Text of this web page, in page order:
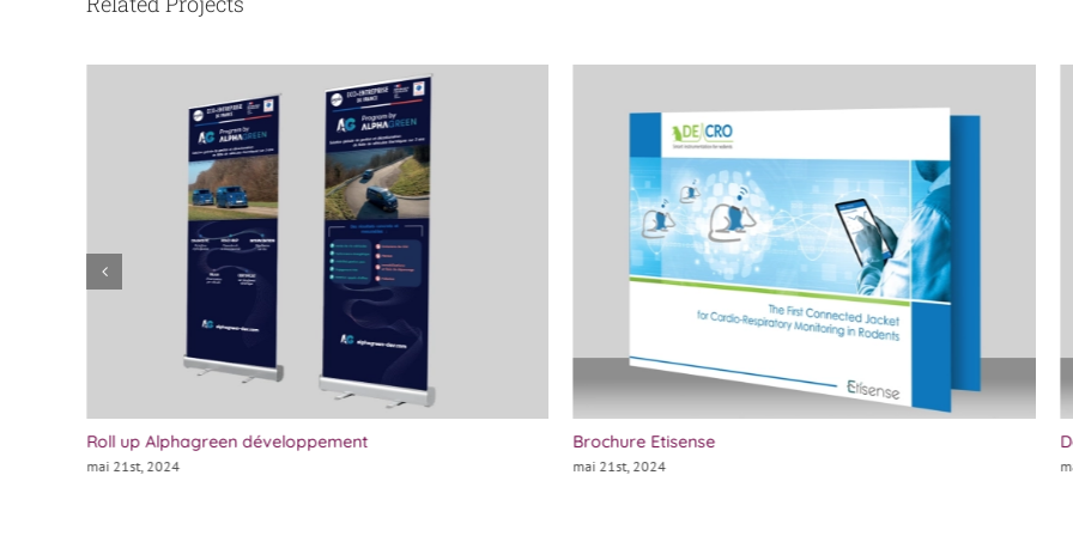
Roll up Alphagreen développement
mai 21st, 2024
Brochure Etisense
mai 21st, 2024